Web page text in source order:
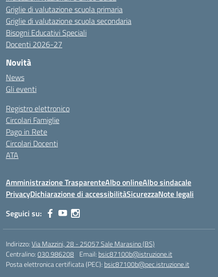
Griglie di valutazione scuola primaria
Griglie di valutazione scuola secondaria
Bisogni Educativi Speciali
Docenti 2026-27
Novità
News
Gli eventi
Registro elettronico
Circolari Famiglie
Pago in Rete
Circolari Docenti
ATA
Amministrazione TrasparenteAlbo onlineAlbo sindacale
PrivacyDichiarazione di accessibilitàSicurezzaNote legali
Seguici su:
Indirizzo:Via Mazzini, 28 - 25057 Sale Marasino (BS)
Centralino:030.986208 Email: bsic87100b@istruzione.it
Posta elettronica certificata (PEC): bsic87100b@pec.istruzione.it